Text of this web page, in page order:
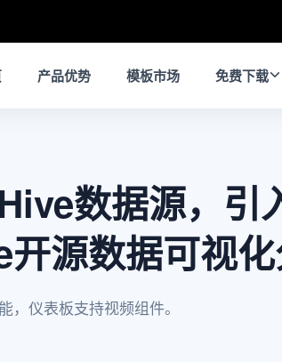
产品优势 模板市场 免费下载
数据源，引
开源数据可视
，仪表板支持视频组件。